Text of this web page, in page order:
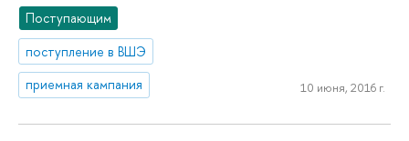
Поступающим
поступление в ВШЭ
приемная кампания
10 июня, 2016 г.